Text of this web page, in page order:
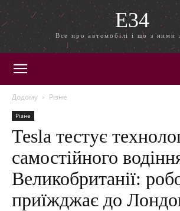
E34
Все про автомобілі і що з ними
Додому Різне
Різне
Tesla тестує
самостійного
Великобританії:
приїжджає до